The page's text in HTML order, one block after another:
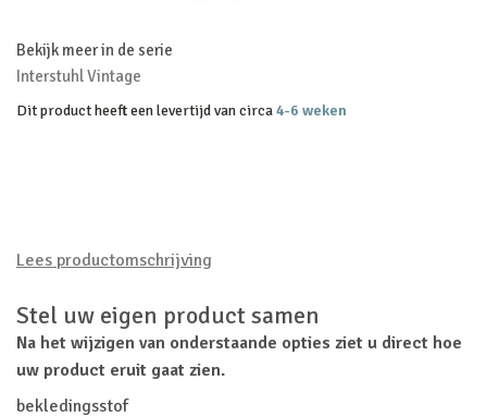
Bekijk meer in de serie
Interstuhl Vintage
Dit product heeft een levertijd van circa4-6 weken
Lees productomschrijving
Stel uw eigen product samen
Na het wijzigen van onderstaande opties ziet u direct hoe
uw product eruit gaat zien.
bekledingsstof